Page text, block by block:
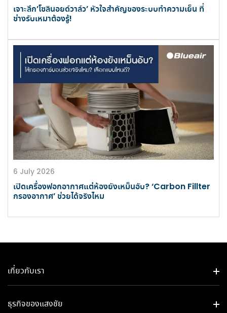
เจาะลึก’โซลินอยด์วาล์ว’ หัวใจสำคัญของระบบทำความเย็น ที่
ช่างรับเหมาต้องรู้!
6 July 2026
เปิดเครื่องฟอกอากาศแต่ห้องยังเหม็นอับ? ‘Carbon Fillter
กรองอากาศ’ ช่วยได้จริงไหม
เกี่ยวกับเรา
ธุรกิจของแสงชัย​